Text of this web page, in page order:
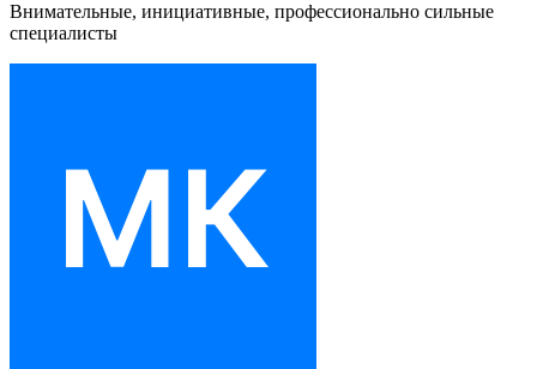
Внимательные, инициативные, профессионально сильные
специалисты